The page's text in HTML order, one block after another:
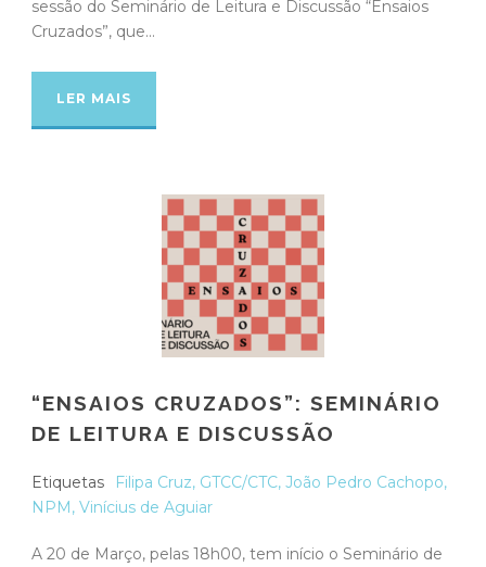
sessão do Seminário de Leitura e Discussão “Ensaios
Cruzados”, que...
LER MAIS
“ENSAIOS CRUZADOS”: SEMINÁRIO
DE LEITURA E DISCUSSÃO
Etiquetas Filipa Cruz, GTCC/CTC, João Pedro Cachopo,
NPM, Vinícius de Aguiar
A 20 de Março, pelas 18h00, tem início o Seminário de